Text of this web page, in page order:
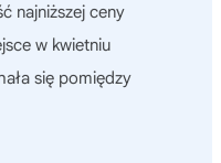
najniższej ceny
w kwietniu
się pomiędzy